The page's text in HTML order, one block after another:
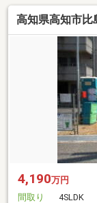
高知県高知市比
4,190万円
間取り
4SLDK